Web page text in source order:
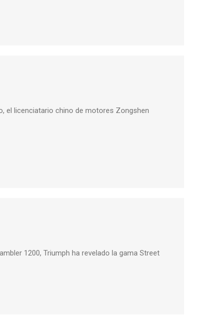
el licenciatario chino de motores Zongshen
1200, Triumph ha revelado la gama Street